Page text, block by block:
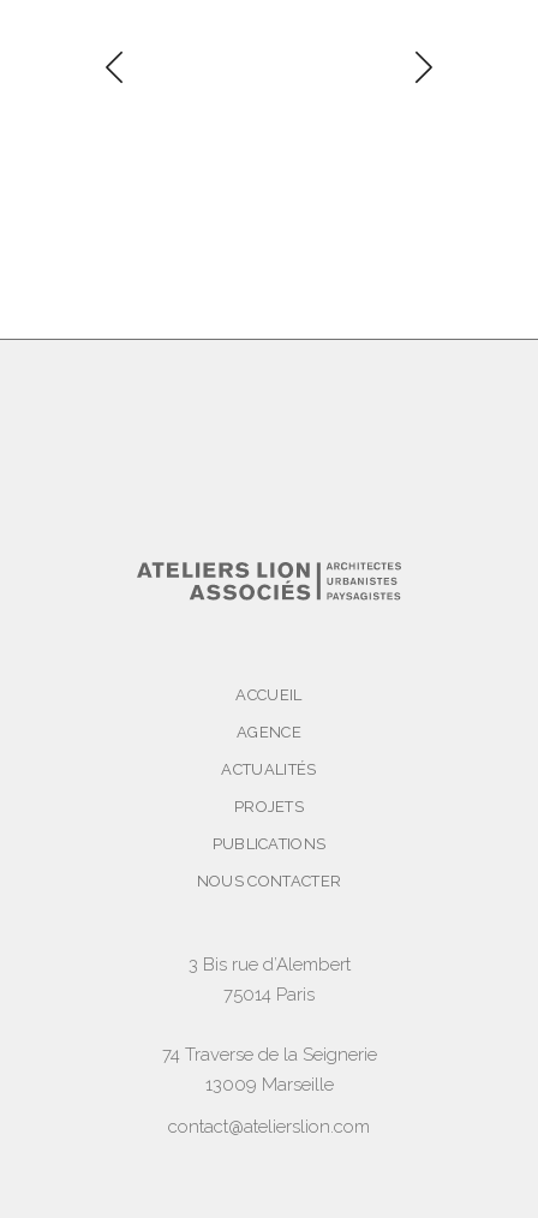
ACCUEIL
AGENCE
ACTUALITÉS
PROJETS
PUBLICATIONS
NOUS CONTACTER
3 Bis rue d’Alembert
75014 Paris
74 Traverse de la Seignerie
13009 Marseille
contact@atelierslion.com